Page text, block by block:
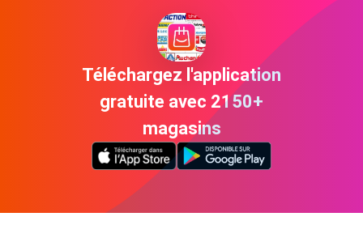
Téléchargez l'application
gratuite avec 2150+
magasins